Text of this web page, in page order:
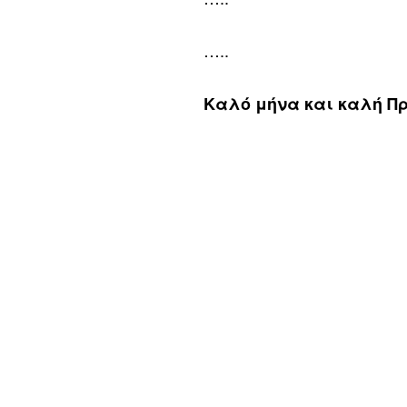
…..
Καλό μήνα και καλή